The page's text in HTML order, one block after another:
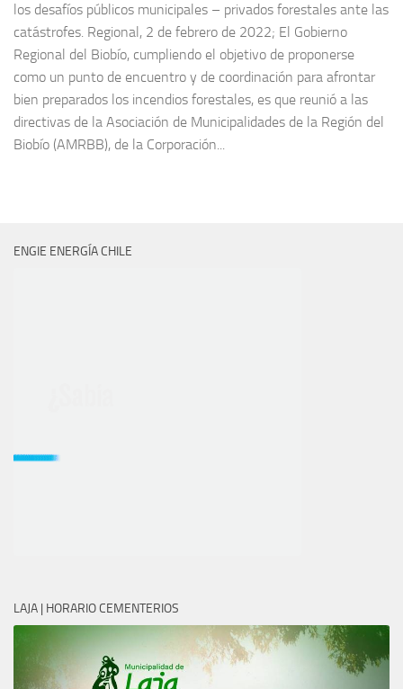
los desafíos públicos municipales – privados forestales ante las
catástrofes. Regional, 2 de febrero de 2022; El Gobierno
Regional del Biobío, cumpliendo el objetivo de proponerse
como un punto de encuentro y de coordinación para afrontar
bien preparados los incendios forestales, es que reunió a las
directivas de la Asociación de Municipalidades de la Región del
Biobío (AMRBB), de la Corporación...
ENGIE ENERGÍA CHILE
LAJA | HORARIO CEMENTERIOS